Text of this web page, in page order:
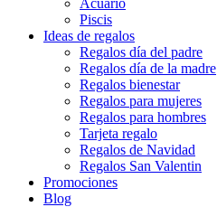
Acuario
Piscis
Ideas de regalos
Regalos día del padre
Regalos día de la madre
Regalos bienestar
Regalos para mujeres
Regalos para hombres
Tarjeta regalo
Regalos de Navidad
Regalos San Valentin
Promociones
Blog